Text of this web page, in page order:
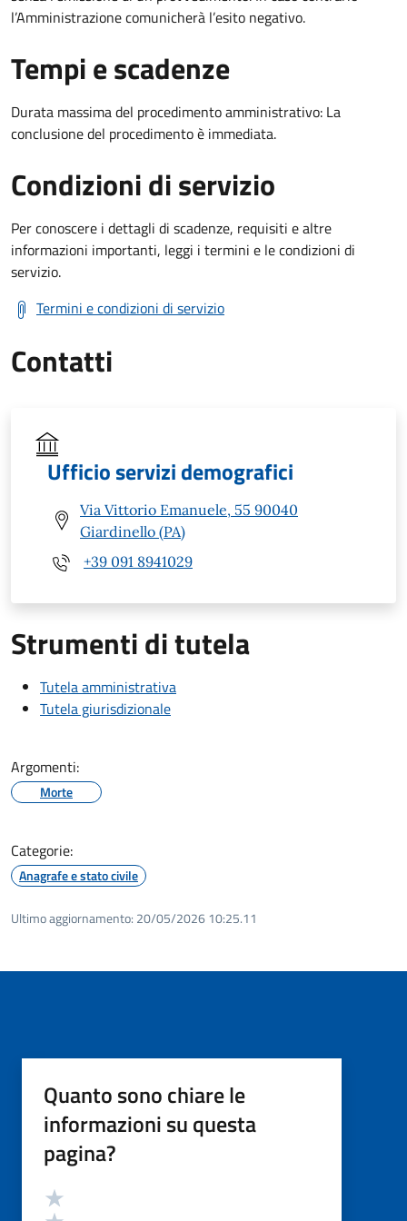
l’Amministrazione comunicherà l’esito negativo.
Tempi e scadenze
Durata massima del procedimento amministrativo: La
conclusione del procedimento è immediata.
Condizioni di servizio
Per conoscere i dettagli di scadenze, requisiti e altre
informazioni importanti, leggi i termini e le condizioni di
servizio.
Termini e condizioni di servizio
Contatti
Ufficio servizi demografici
Via Vittorio Emanuele, 55 90040
Giardinello (PA)
+39 091 8941029
Strumenti di tutela
Tutela amministrativa
Tutela giurisdizionale
Argomenti:
Morte
Categorie:
Anagrafe e stato civile
Ultimo aggiornamento: 20/05/2026 10:25.11
Quanto sono chiare le
informazioni su questa
pagina?
Valutazione